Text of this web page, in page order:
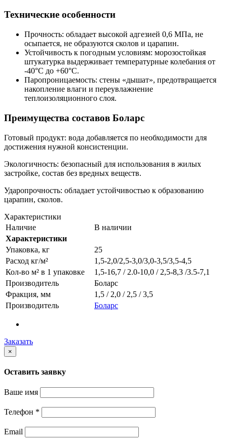
Технические особенности
Прочность: обладает высокой адгезией 0,6 МПа, не
осыпается, не образуются сколов и царапин.
Устойчивость к погодным условиям: морозостойкая
штукатурка выдерживает температурные колебания от
-40°С до +60°С.
Паропроницаемость: стены «дышат», предотвращается
накопление влаги и переувлажнение
теплоизоляционного слоя.
Преимущества составов Боларс
Готовый продукт: вода добавляется по необходимости для
достижения нужной консистенции.
Экологичность: безопасный для использования в жилых
застройке, состав без вредных веществ.
Ударопрочность: обладает устойчивостью к образованию
царапин, сколов.
Характеристики
Наличие
В наличии
Характеристики
Упаковка, кг
25
Расход кг/м²
1,5-2,0/2,5-3,0/3,0-3,5/3,5-4,5
Кол-во м² в 1 упаковке
1,5-16,7 / 2.0-10,0 / 2,5-8,3 /3.5-7,1
Производитель
Боларс
Фракция, мм
1,5 / 2,0 / 2,5 / 3,5
Производитель
Боларс
Заказать
×
Оставить заявку
Ваше имя
Телефон *
Email